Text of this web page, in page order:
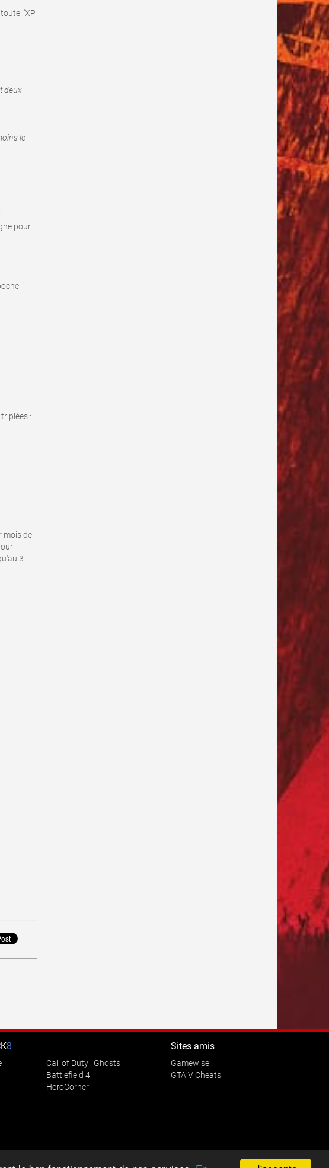
l'XP
deux
le
pour
:
mois de
3
8
Call of Duty : Ghosts
Battlefield 4
HeroCorner
Sites amis
Gamewise
GTA V Cheats
associé du développeur.